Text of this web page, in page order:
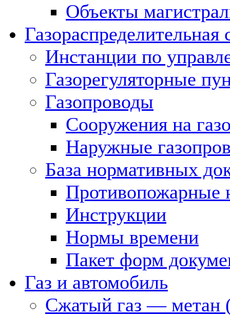
Объекты
Газораспределительная
Инстанции по
Газорегуляторные
Газопроводы
Сооружения на
Наружные
База нормативных
Противопожарные
Инструкции
Нормы времени
Пакет форм
Газ и автомобиль
Сжатый газ — метан